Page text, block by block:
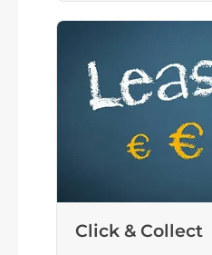
Click & Collect